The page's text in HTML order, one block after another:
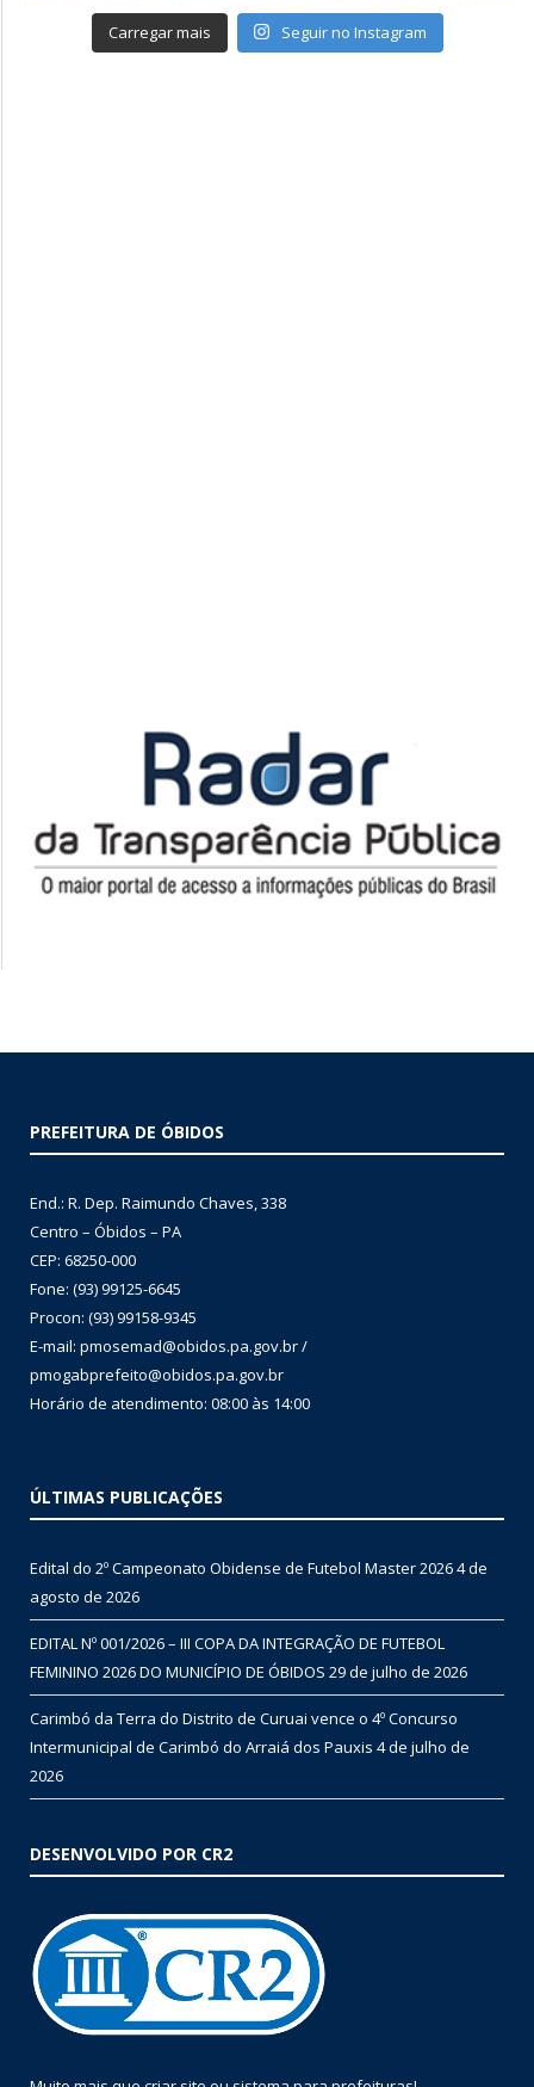
Carregar mais Seguir no Instagram
PREFEITURA DE ÓBIDOS
End.: R. Dep. Raimundo Chaves, 338
Centro – Óbidos – PA
CEP: 68250-000
Fone: (93) 99125-6645
Procon: (93) 99158-9345
E-mail: pmosemad@obidos.pa.gov.br /
pmogabprefeito@obidos.pa.gov.br
Horário de atendimento: 08:00 às 14:00
ÚLTIMAS PUBLICAÇÕES
Edital do 2º Campeonato Obidense de Futebol Master 20264 de
agosto de 2026
EDITAL Nº 001/2026 – III COPA DA INTEGRAÇÃO DE FUTEBOL
FEMININO 2026 DO MUNICÍPIO DE ÓBIDOS 29 de julho de 2026
Carimbó da Terra do Distrito de Curuai vence o 4º Concurso
Intermunicipal de Carimbó do Arraiá dos Pauxis 4 de julho de
2026
DESENVOLVIDO POR CR2